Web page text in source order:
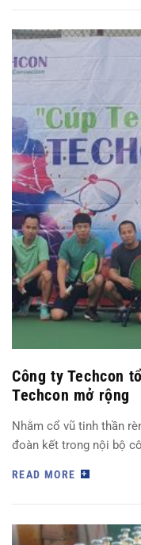
Công ty Techcon
Techcon mở rộng
Nhằm cổ vũ tinh thần
đoàn kết trong nội bộ
READ MORE